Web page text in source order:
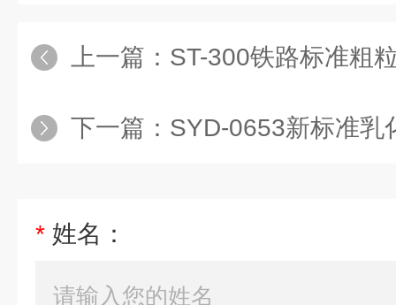
上一篇： ST-300铁路标准粗粒土渗
下一篇： SYD-0653新标准乳
* 姓名：